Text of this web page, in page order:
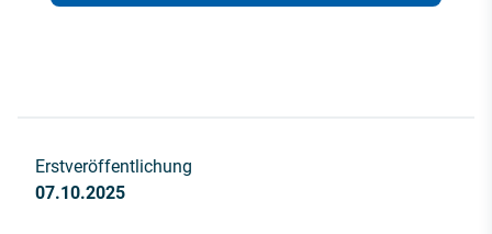
Erstveröffentlichung
07.10.2025